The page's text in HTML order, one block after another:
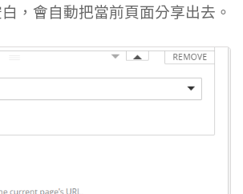
，會自動把當前頁面分享出去。